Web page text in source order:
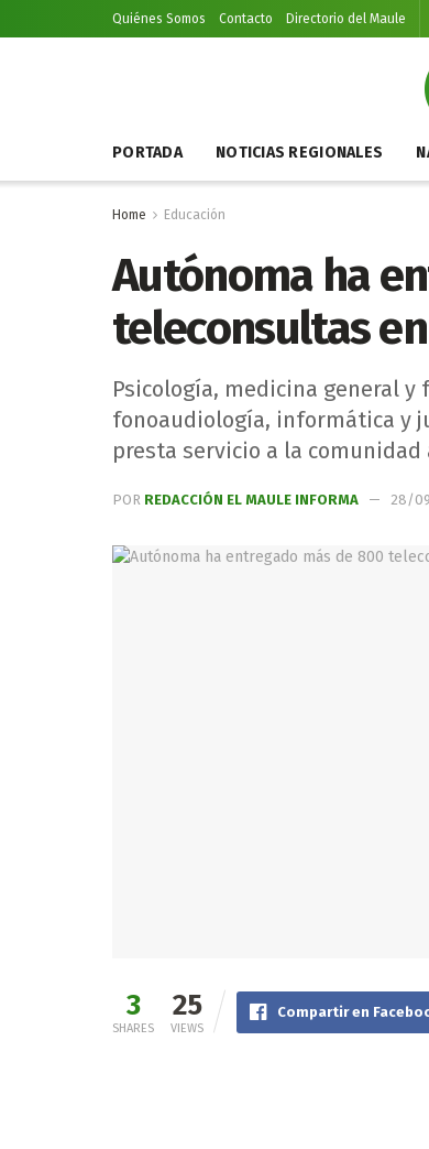
Quiénes Somos Contacto Directorio del Maule
PORTADA NOTICIAS REGIONALES
Home Educación
Autónoma ha
teleconsultas
Psicología, medicina general
fonoaudiología, informática y
presta servicio a la
POR REDACCIÓN EL MAULE INFORMA 28/
3
SHARES
25
VIEWS
Compartir en